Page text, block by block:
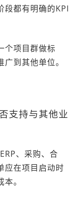
段都有明确的KPI
个项目群做标
到其他单位。
支持与其他业
、采购、合
应在项目启动时
。